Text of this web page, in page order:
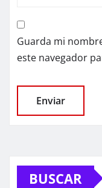
Guarda mi
este navegador
BUSCAR